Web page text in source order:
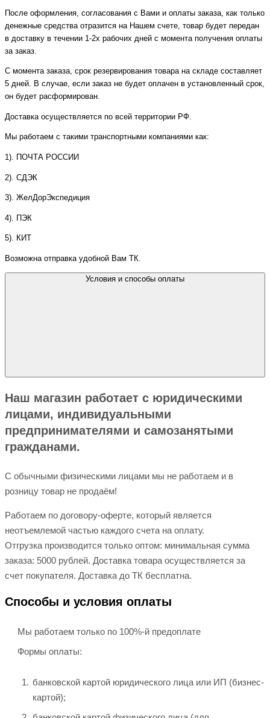
После оформления, согласования с Вами и оплаты заказа, как только
денежные средства отразится на Нашем счете, товар будет передан
в доставку в течении 1-2х рабочих дней с момента получения оплаты
за заказ.
С момента заказа, срок резервирования товара на складе составляет
5 дней. В случае, если заказ не будет оплачен в установленный срок,
он будет расформирован.
Доставка осуществляется по всей территории РФ.
Мы работаем с такими транспортными компаниями как:
1). ПОЧТА РОССИИ
2). СДЭК
3). ЖелДорЭкспедиция
4). ПЭК
5). КИТ
Возможна отправка удобной Вам ТК.
Условия и способы оплаты
Наш магазин работает с юридическими
лицами, индивидуальными
предпринимателями и самозанятыми
гражданами.
С обычными физическими лицами мы не работаем и в
розницу товар не продаём!
Работаем по договору-оферте, который является
неотъемлемой частью каждого счета на оплату.
Отгрузка производится только оптом: минимальная сумма
заказа: 5000 рублей. Доставка товара осуществляется за
счет покупателя. Доставка до ТК бесплатна.
Способы и условия оплаты
Мы работаем только по 100%-й предоплате
Формы оплаты:
банковской картой юридического лица или ИП (бизнес-
картой);